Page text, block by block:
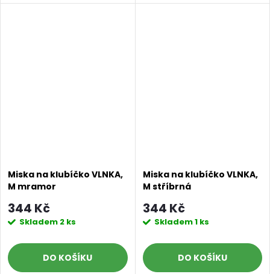
Miska na klubíčko VLNKA,
M mramor
344 Kč
Skladem 2 ks
DO KOŠÍKU
Miska na klubíčko VLNKA,
M stříbrná
344 Kč
Skladem1 ks
DO KOŠÍKU